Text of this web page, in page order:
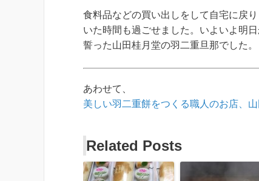
食料品などの買い出しをして自宅に戻
いた時間も過ごせました。いよいよ明
誓った山田桂月堂の羽二重旦那でした。
あわせて、
美しい羽二重餅をつくる職人のお店、
Related Posts